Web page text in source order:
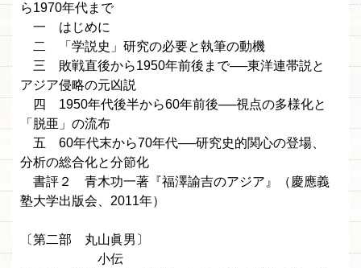
ら1970年代まで
一 はじめに
二 「学説史」研究の必要と執筆の動機
三 敗戦直後から1950年前後まで──東洋連帯説と
アジア侵略の元凶説
四 1950年代後半から60年前後──視点の多様化と
「脱亜」の流布
五 60年代末から70年代──研究史的関心の登場、
分析の総合化と分節化
書評２ 青木功一著『福澤諭吉のアジア』（慶應義
塾大学出版会、2011年）
〔第二部 丸山眞男〕
小伝